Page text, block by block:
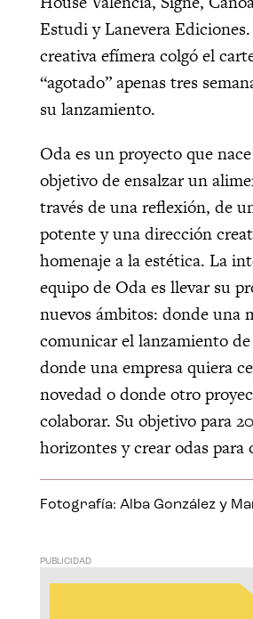
Estudi y Lanevera
creativa efímera colgó el
“agotado” apenas tres
su lanzamiento.
Oda es un proyecto que
objetivo de ensalzar un
través de una reflexión, de
potente y una dirección
homenaje a la estética. La
equipo de Oda es llevar su
nuevos ámbitos: donde una
comunicar el lanzamiento
donde una empresa quiera
novedad o donde otro
colaborar. Su objetivo para
horizontes y crear odas para
Fotografía: Alba González y
PUBLICIDAD